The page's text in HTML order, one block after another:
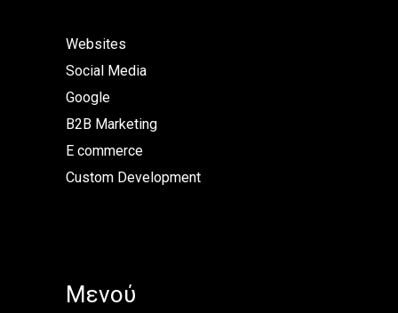
Websites
Social Media
Google
B2B Marketing
E commerce
Custom Development
Μενού